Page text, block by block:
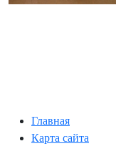
Главная
Карта сайта